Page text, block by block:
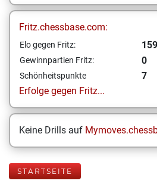
Fritz.chessbase.com:
Elo gegen Fritz:
Gewinnpartien Fritz: 0
Schönheitspunkte
7
Erfolge gegen Fritz...
Keine Drills auf
STARTSEITE